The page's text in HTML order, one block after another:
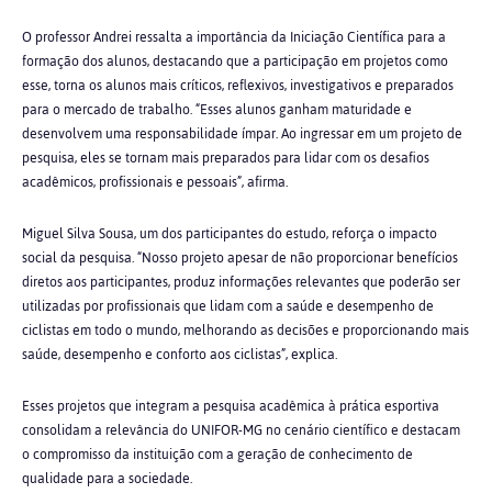
O professor Andrei ressalta a importância da Iniciação Científica para a
formação dos alunos, destacando que a participação em projetos como
esse, torna os alunos mais críticos, reflexivos, investigativos e preparados
para o mercado de trabalho. “Esses alunos ganham maturidade e
desenvolvem uma responsabilidade ímpar. Ao ingressar em um projeto de
pesquisa, eles se tornam mais preparados para lidar com os desafios
acadêmicos, profissionais e pessoais”, afirma.
Miguel Silva Sousa, um dos participantes do estudo, reforça o impacto
social da pesquisa. “Nosso projeto apesar de não proporcionar benefícios
diretos aos participantes, produz informações relevantes que poderão ser
utilizadas por profissionais que lidam com a saúde e desempenho de
ciclistas em todo o mundo, melhorando as decisões e proporcionando mais
saúde, desempenho e conforto aos ciclistas”, explica.
Esses projetos que integram a pesquisa acadêmica à prática esportiva
consolidam a relevância do UNIFOR-MG no cenário científico e destacam
o compromisso da instituição com a geração de conhecimento de
qualidade para a sociedade.